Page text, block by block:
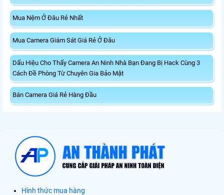
Mua Nệm Ở Đâu Rẻ Nhất
Mua Camera Giám Sát Giá Rẻ Ở Đâu
Dấu Hiệu Cho Thấy Camera An Ninh Nhà Bạn Đang Bị Hack Cùng 3
Cách Đề Phòng Từ Chuyên Gia Bảo Mật
Bán Camera Giá Rẻ Hàng Đầu
Hình thức mua hàng